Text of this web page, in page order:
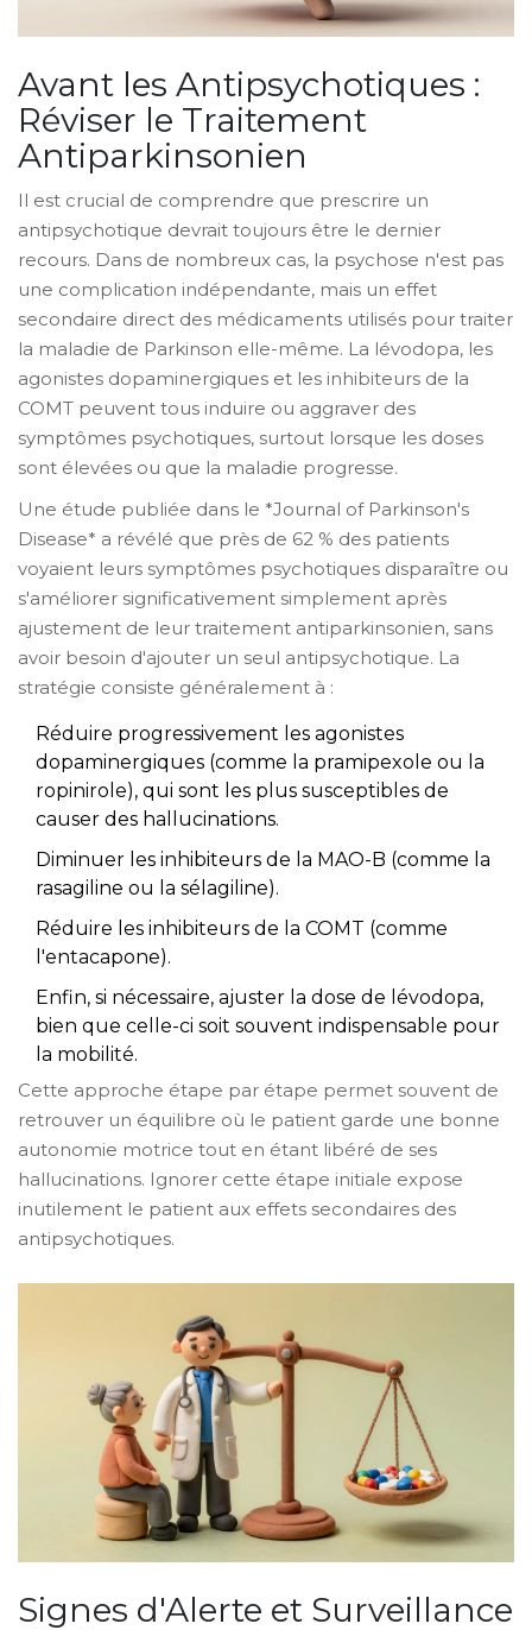
Avant les Antipsychotiques :
Réviser le Traitement
Antiparkinsonien
Il est crucial de comprendre que prescrire un
antipsychotique devrait toujours être le dernier
recours. Dans de nombreux cas, la psychose n'est pas
une complication indépendante, mais un effet
secondaire direct des médicaments utilisés pour traiter
la maladie de Parkinson elle-même. La lévodopa, les
agonistes dopaminergiques et les inhibiteurs de la
COMT peuvent tous induire ou aggraver des
symptômes psychotiques, surtout lorsque les doses
sont élevées ou que la maladie progresse.
Une étude publiée dans le *Journal of Parkinson's
Disease* a révélé que près de 62 % des patients
voyaient leurs symptômes psychotiques disparaître ou
s'améliorer significativement simplement après
ajustement de leur traitement antiparkinsonien, sans
avoir besoin d'ajouter un seul antipsychotique. La
stratégie consiste généralement à :
Réduire progressivement les agonistes
dopaminergiques (comme la pramipexole ou la
ropinirole), qui sont les plus susceptibles de
causer des hallucinations.
Diminuer les inhibiteurs de la MAO-B (comme la
rasagiline ou la sélagiline).
Réduire les inhibiteurs de la COMT (comme
l'entacapone).
Enfin, si nécessaire, ajuster la dose de lévodopa,
bien que celle-ci soit souvent indispensable pour
la mobilité.
Cette approche étape par étape permet souvent de
retrouver un équilibre où le patient garde une bonne
autonomie motrice tout en étant libéré de ses
hallucinations. Ignorer cette étape initiale expose
inutilement le patient aux effets secondaires des
antipsychotiques.
Signes d'Alerte et Surveillance